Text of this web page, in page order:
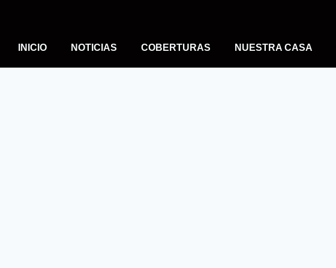
INICIO NOTICIAS COBERTURAS NUESTRA CASA